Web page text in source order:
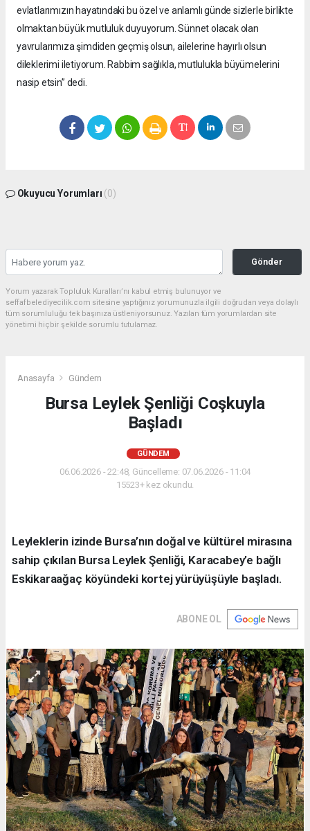
evlatlarımızın hayatındaki bu özel ve anlamlı günde sizlerle birlikte
olmaktan büyük mutluluk duyuyorum. Sünnet olacak olan
yavrularımıza şimdiden geçmiş olsun, ailelerine hayırlı olsun
dileklerimi iletiyorum. Rabbim sağlıkla, mutlulukla büyümelerini
nasip etsin” dedi.
Okuyucu Yorumları (0)
Gönder
Yorum yazarak Topluluk Kuralları’nı kabul etmiş bulunuyor ve
seffafbelediyecilik.com sitesine yaptığınız yorumunuzla ilgili doğrudan veya dolaylı
tüm sorumluluğu tek başınıza üstleniyorsunuz. Yazılan tüm yorumlardan site
yönetimi hiçbir şekilde sorumlu tutulamaz.
Anasayfa Gündem
Bursa Leylek Şenliği Coşkuyla
Başladı
GÜNDEM
06.06.2026 - 22:48, Güncelleme: 07.06.2026 - 11:04
15523+ kez okundu.
Leyleklerin izinde Bursa’nın doğal ve kültürel mirasına
sahip çıkılan Bursa Leylek Şenliği, Karacabey’e bağlı
Eskikaraağaç köyündeki kortej yürüyüşüyle başladı.
ABONE OL